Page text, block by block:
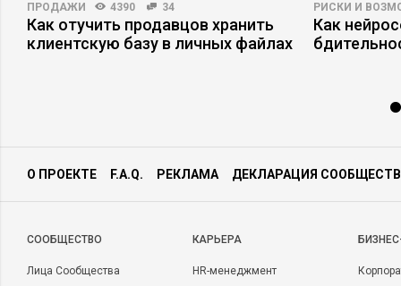
ПРОДАЖИ 4390 34
Как отучить продавцов хранить
клиентскую базу в личных файлах
РИСКИ И
Как
О ПРОЕКТЕ F.A.Q. РЕКЛАМА ДЕКЛАРАЦИЯ
CООБЩЕСТВО
Лица Сообщества
КАРЬЕРА
HR-менеджмент